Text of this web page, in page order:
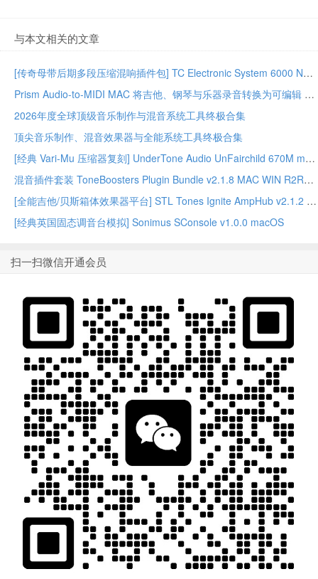
与本文相关的文章
[传奇母带后期多段压缩混响插件包] TC Electronic System 6000 Native Series Bundle 02.2026-GUISEPPE [MacOSX]（203MB）
Prism Audio-to-MIDI MAC 将吉他、钢琴与乐器录音转换为可编辑 MIDI
2026年度全球顶级音乐制作与混音系统工具终极合集
顶尖音乐制作、混音效果器与全能系统工具终极合集
[经典 Vari-Mu 压缩器复刻] UnderTone Audio UnFairchild 670M mkII v1.0.8 WiN/MAC – BUBBiX
混音插件套装 ToneBoosters Plugin Bundle v2.1.8 MAC WIN R2R版本
[全能吉他/贝斯箱体效果器平台] STL Tones Ignite AmpHub v2.1.2 2026.07 WiN – ItUsed
[经典英国固态调音台模拟] Sonimus SConsole v1.0.0 macOS
扫一扫微信开通会员